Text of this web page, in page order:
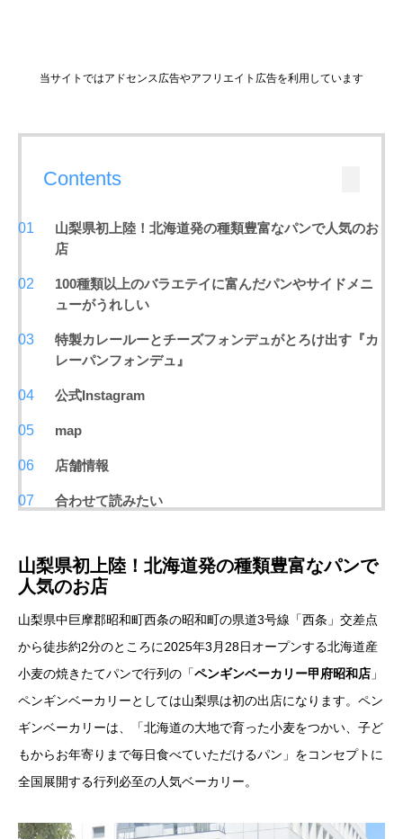
当サイトではアドセンス広告やアフリエイト広告を利用しています
Contents
山梨県初上陸！北海道発の種類豊富なパンで人気のお
店
100種類以上のバラエテイに富んだパンやサイドメニ
ューがうれしい
特製カレールーとチーズフォンデュがとろけ出す『カ
レーパンフォンデュ』
公式Instagram
map
店舗情報
合わせて読みたい
山梨県初上陸！北海道発の種類豊富なパンで
人気のお店
山梨県中巨摩郡昭和町西条の昭和町の県道3号線「西条」交差点
から徒歩約2分のところに2025年3月28日オープンする北海道産
小麦の焼きたてパンで行列の「ペンギンベーカリー甲府昭和店 」
ペンギンベーカリーとしては山梨県は初の出店になります。ペン
ギンベーカリーは、「北海道の大地で育った小麦をつかい、子ど
もからお年寄りまで毎日食べていただけるパン」をコンセプトに
全国展開する行列必至の人気ベーカリー。